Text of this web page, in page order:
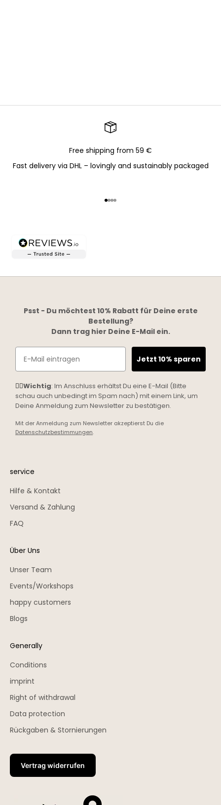
Free shipping from 59 €
Fast delivery via DHL – lovingly and sustainably packaged
Go to item 1
Go to item 2
Go to item 3
Go to item 4
Psst - Du möchtest 10% Rabatt für Deine erste
Bestellung?
Dann trag hier Deine E-Mail ein.
Email
Jetzt 10% sparen
☝🏼Wichtig: Im Anschluss erhältst Du eine E-Mail (Bitte
schau auch unbedingt im Spam nach) mit einem Link, um
Deine Anmeldung zum Newsletter zu bestätigen.
Mit der Anmeldung zum Newsletter akzeptierst Du die
Datenschutzbestimmungen.
service
Hilfe & Kontakt
Versand & Zahlung
FAQ
Über Uns
Unser Team
Events/Workshops
happy customers
Blogs
Generally
Conditions
imprint
Right of withdrawal
Data protection
Rückgaben & Stornierungen
Vertrag widerrufen